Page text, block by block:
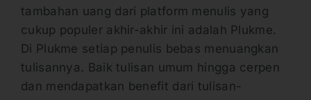
tambahan uang dari platform menulis yang
cukup populer akhir-akhir ini adalah Plukme.
Di Plukme setiap penulis bebas menuangkan
tulisannya. Baik tulisan umum hingga cerpen
dan mendapatkan benefit dari tulisan-